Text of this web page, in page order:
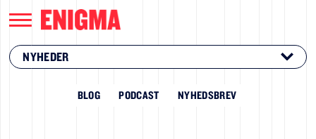
NYHEDER
BLOG PODCAST NYHEDSBREV